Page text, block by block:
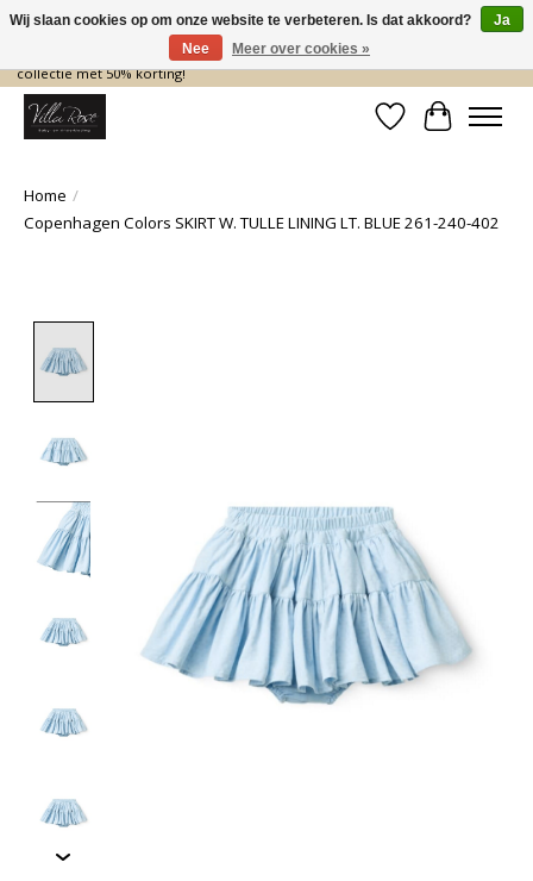
De nieuwe collectie komt eraan… en wij maken ruimte! Shop nu de zomer
collectie met 50% korting!
Verlanglijst
Home /
Copenhagen Colors SKIRT W. TULLE LINING LT. BLUE 261-240-402
Wij slaan cookies op om onze website te verbeteren. Is dat akkoord?
Ja
Nee
Meer over cookies »